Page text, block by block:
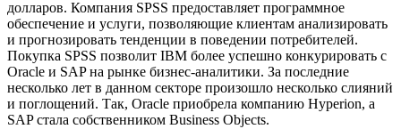
долларов. Компания SPSS предоставляет программное
обеспечение и услуги, позволяющие клиентам анализировать
и прогнозировать тенденции в поведении потребителей.
Покупка SPSS позволит IBM более успешно конкурировать с
Oracle и SAP на рынке бизнес-аналитики. За последние
несколько лет в данном секторе произошло несколько слияний
и поглощений. Так, Oracle приобрела компанию Hyperion, а
SAP стала собственником Business Objects.